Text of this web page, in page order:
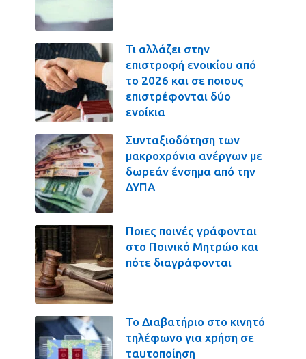
Τι αλλάζει στην
επιστροφή ενοικίου από
το 2026 και σε ποιους
επιστρέφονται δύο
ενοίκια
Συνταξιοδότηση των
μακροχρόνια ανέργων με
δωρεάν ένσημα από την
ΔΥΠΑ
Ποιες ποινές γράφονται
στο Ποινικό Μητρώο και
πότε διαγράφονται
Το Διαβατήριο στο κινητό
τηλέφωνο για χρήση σε
ταυτοποίηση